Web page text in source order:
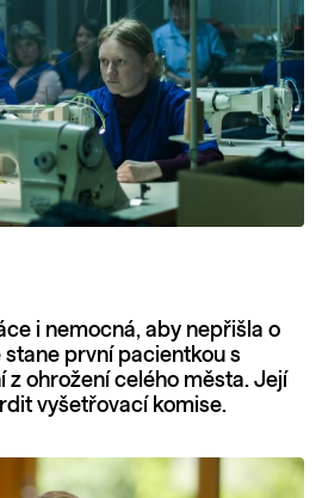
i nemocná, aby nepřišla o
první pacientkou s
z ohrožení celého města. Její
vyšetřovací komise.